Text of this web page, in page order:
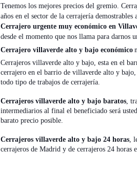
Tenemos los mejores precios del gremio.
años en el sector de la cerrajería
Cerrajero urgente muy económico en
desde el momento que nos llama para darnos
Cerrajero villaverde alto y bajo económico
Cerrajeros villaverde alto y bajo, esta en el
cerrajero en el barrio de villaverde alto y
todo tipo de trabajos de cerrajería.
Cerrajeros villaverde alto y bajo baratos ,
intermediarios al final el beneficiado será
barato precio posible.
Cerrajeros villaverde alto y bajo 24 horas ,
cerrajeros de Madrid y de cerrajeros 24 horas